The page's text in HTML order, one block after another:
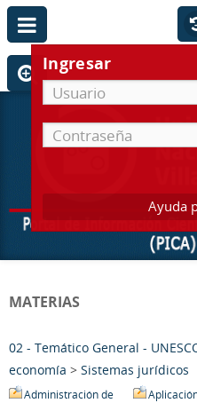
Ingresar
Ayuda
MATERIAS
02 - Temático General -
economía > Sistemas jurídicos
Administración de